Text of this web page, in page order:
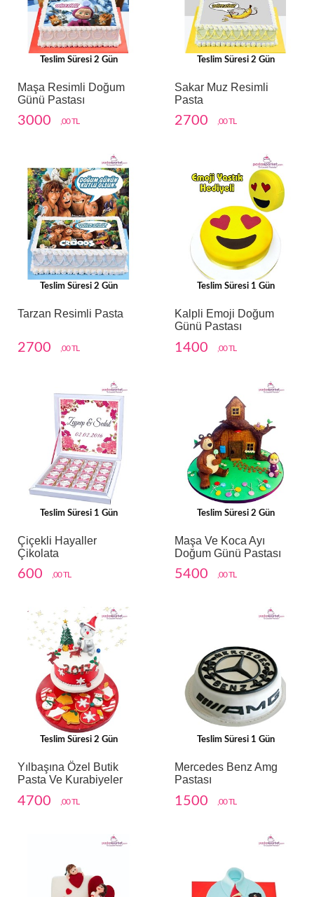
Teslim Süresi 2 Gün
Maşa Resimli Doğum
Günü Pastası
3000 ,00 TL
Teslim Süresi 2 Gün
Sakar Muz Resimli
Pasta
2700 ,00 TL
Teslim Süresi 2 Gün
Tarzan Resimli Pasta
2700 ,00 TL
Teslim Süresi 1 Gün
Kalpli Emoji Doğum
Günü Pastası
1400 ,00 TL
Teslim Süresi 1 Gün
Çiçekli Hayaller
Çikolata
600 ,00 TL
Teslim Süresi 2 Gün
Maşa Ve Koca Ayı
Doğum Günü Pastası
5400 ,00 TL
Teslim Süresi 2 Gün
Yılbaşına Özel Butik
Pasta Ve Kurabiyeler
4700 ,00 TL
Teslim Süresi 1 Gün
Mercedes Benz Amg
Pastası
1500 ,00 TL